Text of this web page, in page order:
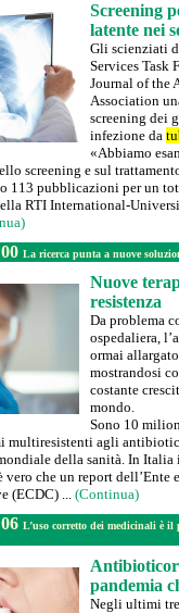
Screening
latente nei
Gli scienziati
Services Task
Journal of the
Association
screening dei
infezione da
«Abbiamo
screening e sul
113 pubblicazioni per un
RTI International-
La ricerca punta a nuove
Nuove
resistenza
Da problema
ospedaliera,
ormai
mostrandosi
costante
mondo.
Sono 10
multiresistenti agli
della sanità. In Italia
vero che un report
(ECDC) ...(Continua)
L’uso corretto dei medicinali è
pandemia
Negli ultimi